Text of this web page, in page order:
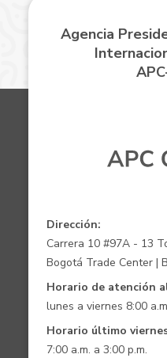
Agencia
Dirección:
Carrera 10 #97A - 13
Bogotá Trade Center |
Horario de atención
lunes a viernes 8:00
Horario último
7:00 a.m. a 3:00 p.m.